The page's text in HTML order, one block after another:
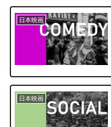
日本映画
日本映画